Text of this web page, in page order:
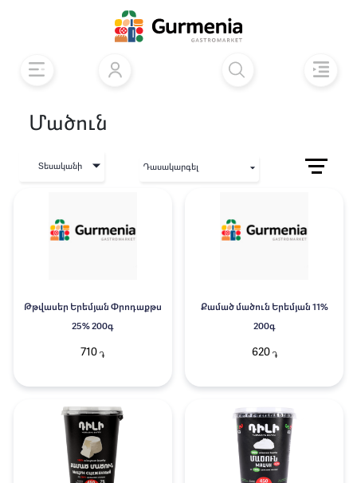
Մածուն
Տեսականի Դասակարգել
Թթվասեր Երեմյան Փրոդաքթս
25% 200գ
710 ֏
Քամած մածուն Երեմյան 11%
200գ
620֏